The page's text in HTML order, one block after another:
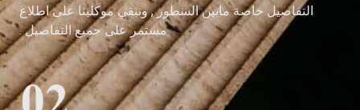
التفاصيل خاصة مابين السطور , ونبقي موكلينا على اطلاع
مستمر على جميع التفاصيل .